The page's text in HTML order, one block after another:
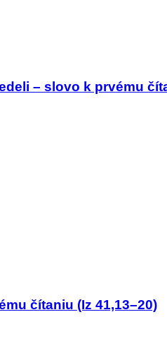
– slovo k prvému
čítaniu (Iz 41,13–20)